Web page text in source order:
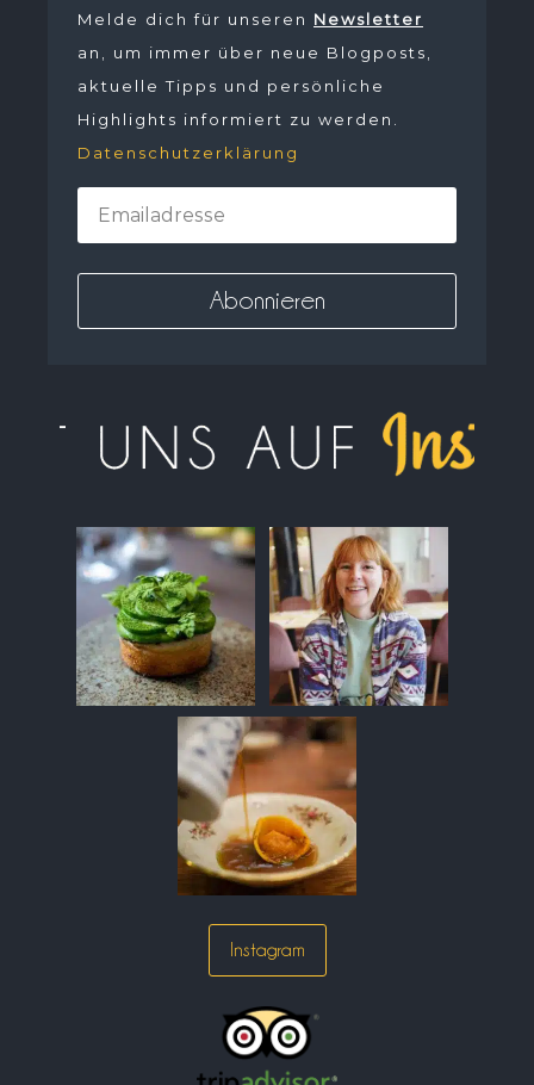
Melde dich für unseren Newsletter
an, um immer über neue Blogposts,
aktuelle Tipps und persönliche
Highlights informiert zu werden.
Datenschutzerklärung
Instagram